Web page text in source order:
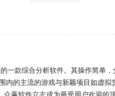
款综合分析软件。其操作简单，
内的主流的游戏与新颖项目如虚